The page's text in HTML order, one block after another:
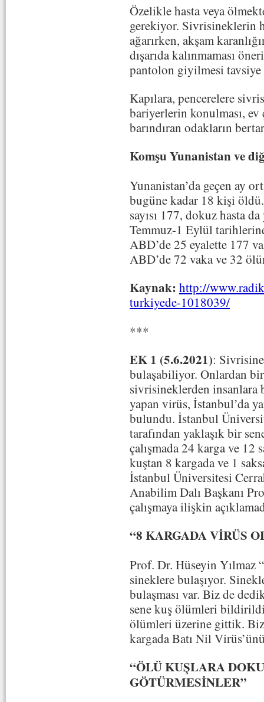
Özelikle hasta veya
gerekiyor. Sivrisineklerin
ağarırken, akşam
dışarıda kalınmaması
pantolon giyilmesi
Kapılara, pencerelere
bariyerlerin konulması,
barındıran odakların
Komşu Yunanistan ve
Yunanistan’da geçen ay
bugüne kadar 18 kişi
sayısı 177, dokuz hasta
Temmuz-1 Eylül
ABD’de 25 eyalette 177
ABD’de 72 vaka ve 32
Kaynak: http://
turkiyede-1018039/
***
EK 1 (5.6.2021):
bulaşabiliyor. Onlardan
sivrisineklerden insanlara
yapan virüs, İstanbul’da
bulundu. İstanbul
tarafından yaklaşık bir
çalışmada 24 karga ve 12
kuştan 8 kargada ve 1
İstanbul Üniversitesi
Anabilim Dalı Başkanı
çalışmaya ilişkin
“8 KARGADA VİRÜS
Prof. Dr. Hüseyin Yılmaz
sineklere bulaşıyor.
bulaşması var. Biz de
sene kuş ölümleri
ölümleri üzerine gittik.
kargada Batı Nil
“ÖLÜ KUŞLARA
GÖTÜRMESİNLER”